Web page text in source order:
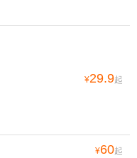
¥29.9起
¥60起